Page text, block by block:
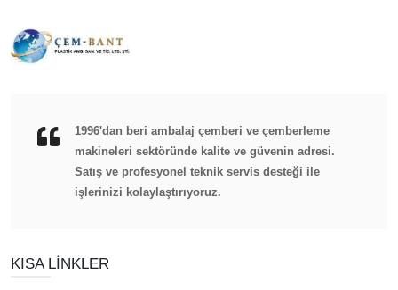
1996'dan beri ambalaj çemberi ve çemberleme
makineleri sektöründe kalite ve güvenin adresi.
Satış ve profesyonel teknik servis desteği ile
işlerinizi kolaylaştırıyoruz.
KISA LINKLER